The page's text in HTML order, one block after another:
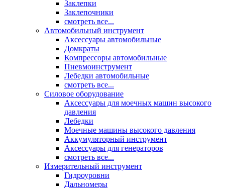
Заклепки
Заклепочники
смотреть все...
Автомобильный инструмент
Аксессуары автомобильные
Домкраты
Компрессоры автомобильные
Пневмоинструмент
Лебедки автомобильные
смотреть все...
Силовое оборудование
Аксессуары для моечных машин высокого
давления
Лебедки
Моечные машины высокого давления
Аккумуляторный инструмент
Аксессуары для генераторов
смотреть все...
Измерительный инструмент
Гидроуровни
Дальномеры